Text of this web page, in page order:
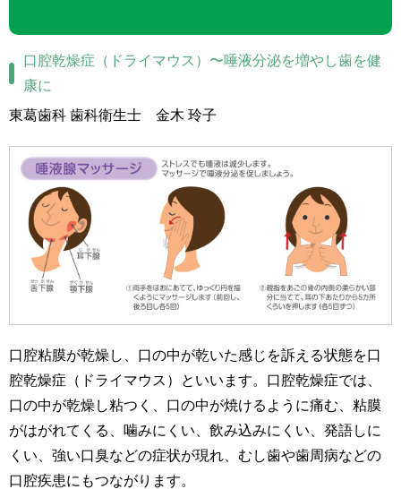
口腔乾燥症（ドライマウス）〜唾液分泌を増やし歯を健
康に
東葛歯科 歯科衛生士 金木 玲子
口腔粘膜が乾燥し、口の中が乾いた感じを訴える状態を口
腔乾燥症（ドライマウス）といいます。口腔乾燥症では、
口の中が乾燥し粘つく、口の中が焼けるように痛む、粘膜
がはがれてくる、噛みにくい、飲み込みにくい、発語しに
くい、強い口臭などの症状が現れ、むし歯や歯周病などの
口腔疾患にもつながります。